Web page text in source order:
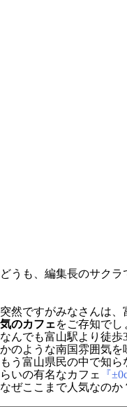
どうも、編集長のサクラ
突然ですがみなさんは、
気のカフェをご存知でし
なんでも富山駅より徒
かのような南国雰囲気を
もう富山県民の中で知
らいの有名なカフェ
『
なぜここまで人気なのか